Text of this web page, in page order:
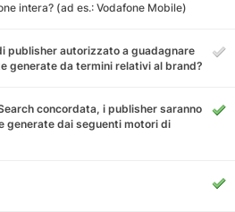
intera? (ad es.: Vodafone Mobile)
publisher autorizzato a guadagnare
generate da termini relativi al brand?
concordata, i publisher saranno
generate dai seguenti motori di